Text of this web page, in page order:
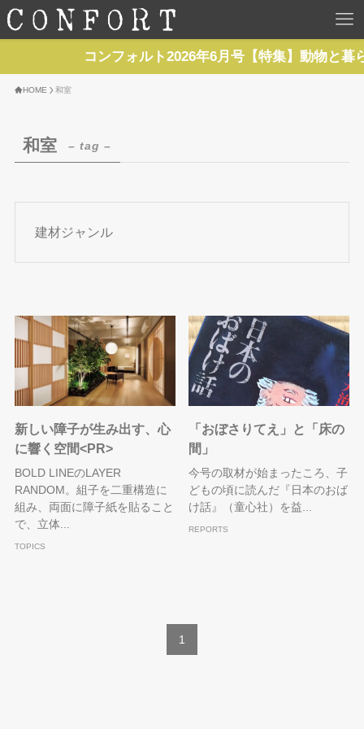
HOME
NEWS
Contact Us
コンフォルト2026年6月号【特集】動物と暮
HOME 和室
和室 – tag –
建材ジャンル
新しい障子が生み出す、心
に響く空間<PR>
BOLD LINEのLAYER
RANDOM。組子を二重構造に
組み、両面に障子紙を貼ること
で、立体...
TOPICS
「おぼさりてえ」と「床の
間」
今号の取材が始まったころ、子
どもの頃に読んだ『日本のおば
け話』（童心社）を益...
REPORTS
1